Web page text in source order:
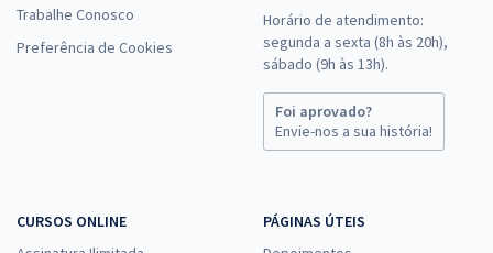
Trabalhe Conosco
Preferência de Cookies
Horário de atendimento:
segunda a sexta (8h às 20h),
sábado (9h às 13h).
Foi aprovado?
Envie-nos a sua história!
CURSOS ONLINE
PÁGINAS ÚTEIS